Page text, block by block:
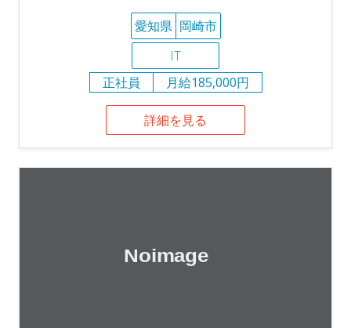
愛知県 岡崎市
IT
正社員
月給185,000円
詳細を見る